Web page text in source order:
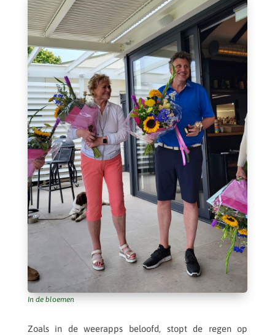
In de bloemen
Zoals in de weer­apps beloofd, stopt de regen op